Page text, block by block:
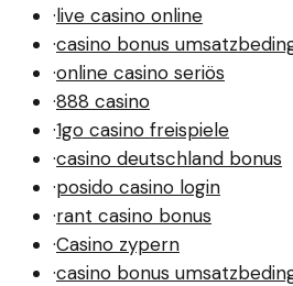
·live casino online
·casino bonus
·online casino seriös
·888 casino
·1go casino freispiele
·casino deutschland bonus
·posido casino login
·rant casino bonus
·Casino zypern
·casino bonus